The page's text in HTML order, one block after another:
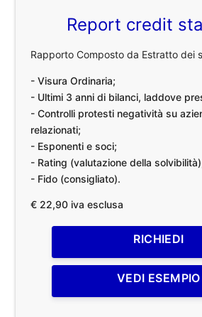
Report credit
Rapporto Composto da Estratto dei
- Visura Ordinaria;
- Ultimi 3 anni di bilanci, laddove
- Controlli protesti negatività su
relazionati;
- Esponenti e soci;
- Rating (valutazione della
- Fido (consigliato).
€ 22,90 iva esclusa
RICHIEDI
VEDI ESEMPIO